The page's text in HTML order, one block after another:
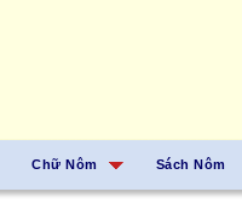
Chữ Nôm Sách Nôm